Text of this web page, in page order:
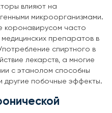
влияют на
микроорганизмами.
коронавирусом часто
препаратов в
спиртного в
лекарств, а многие
с этанолом способны
другие побочные эффекты.